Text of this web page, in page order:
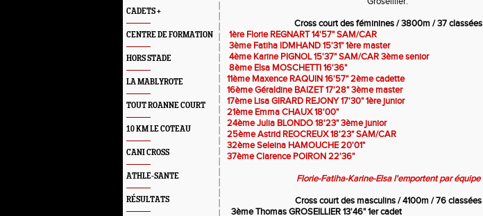
CADETS +
CENTRE DE FORMATION
HORS STADE
LA MABLYROTE
TOUT ROANNE COURT
10 KM LE COTEAU
CANI CROSS
ATHLE-SANTE
RÉSULTATS
Cross court des féminines / 3800m / 37 classées
1ère Florie REGNART 14'57" SAM/CAR
3ème Fatiha IDMHAND 15'31" 1ère master
4ème Karine PIGNOL 15'37" SAM/CAR 3ème senior
8ème Elsa MOSCHETTI 16'36"
11ème Maxence RAQUIN 16'57" 2ème cadette
16ème Géraldine BAIZET 17'28" 3ème master
17ème Lisa GIRARD REJONY 17'30" 1ère junior
21ème Emma CHAUX 18'00"
24ème Julia BLONDO 18'23" 3ème junior
25ème Astrid REOCREUX 18'23" SAM/CAR
32ème Seleina HAMOUCHE 20'01"
37ème Clarence POIRON 22'36"
Florie-Fatiha-Karine-Elsa l'emportent par équipe
Cross court des masculins / 4100m / 76 classées
3ème Thomas GROSEILLIER 13'46" 1er cadet